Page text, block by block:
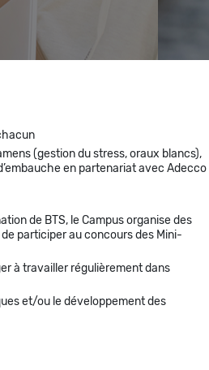
(gestion du stress, oraux blancs),
en partenariat avec Adecco
de BTS, le Campus organise des
participer au concours des Mini-
à travailler régulièrement dans
et/ou le développement des